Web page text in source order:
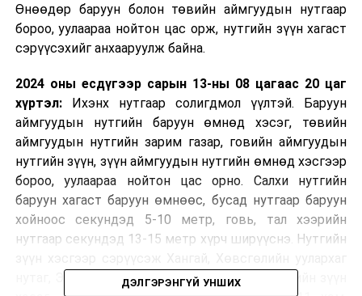
Өнөөдөр баруун болон төвийн аймгуудын нутгаар
бороо, уулаараа нойтон цас орж, нутгийн зүүн хагаст
сэрүүсэхийг анхааруулж байна.
2024 оны есдүгээр сарын 13-ны 08 цагаас 20 цаг
хүртэл:Ихэнх нутгаар солигдмол үүлтэй. Баруун
аймгуудын нутгийн баруун өмнөд хэсэг, төвийн
аймгуудын нутгийн зарим газар, говийн аймгуудын
нутгийн зүүн, зүүн аймгуудын нутгийн өмнөд хэсгээр
бороо, уулаараа нойтон цас орно. Салхи нутгийн
баруун хагаст баруун өмнөөс, бусад нутгаар баруун
хойноос секундэд 5-10 метр, говь, тал хээрийн
нутгаар секундэд 13-15 метр хүрч ширүүснэ. Нутгийн
нутаг, Эг, Үүр голын хөндий, говийн бүс нутгийн зүүн
ДЭЛГЭРЭНГҮЙ УНШИХ